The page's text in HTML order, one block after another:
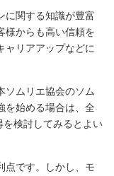
に関する知識が豊富
様からも高い信頼を
ャリアアップなどに
ソムリエ協会のソム
を始める場合は、全
を検討してみるとよい
点です。しかし、モ